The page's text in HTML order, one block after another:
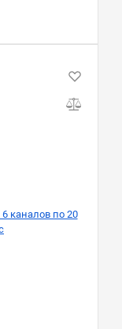
каналов по 20